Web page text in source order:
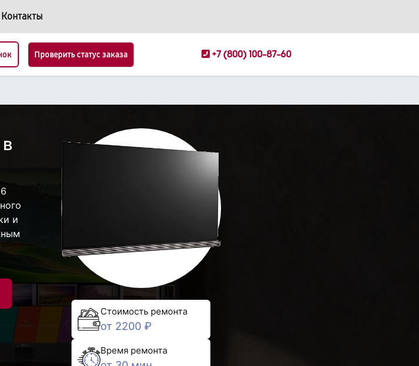
Контакты
Проверить статус заказа +7 (800) 100-87-60
и
Стоимость ремонта
от 2200 ₽
Время ремонта